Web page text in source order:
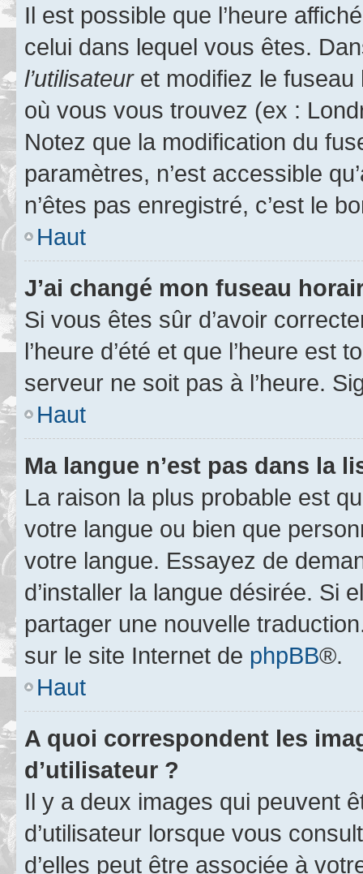
Il est possible que l’heure
celui dans lequel vous êtes.
l’utilisateuret modifiez le fuseau
où vous vous trouvez (ex :
Notez que la modification du
paramètres, n’est accessible
n’êtes pas enregistré, c’est le
Haut
J’ai changé mon fuseau
Si vous êtes sûr d’avoir
l’heure d’été et que l’heure est
serveur ne soit pas à l’heure.
Haut
Ma langue n’est pas dans la
La raison la plus probable est
votre langue ou bien que
votre langue. Essayez de
d’installer la langue désirée. Si
partager une nouvelle
sur le site Internet de phpBB®.
Haut
A quoi correspondent les
d’utilisateur ?
Il y a deux images qui peuvent
d’utilisateur lorsque vous
d’elles peut être associée à